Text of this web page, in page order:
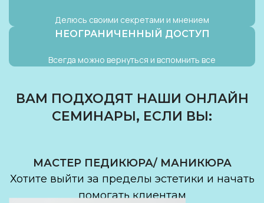
Делюсь своими секретами и мнением
НЕОГРАНИЧЕННЫЙ ДОСТУП
Всегда можно вернуться и вспомнить все
ВАМ ПОДХОДЯТ НАШИ ОНЛАЙН
СЕМИНАРЫ, ЕСЛИ ВЫ:
МАСТЕР ПЕДИКЮРА/ МАНИКЮРА
Хотите выйти за пределы эстетики и начать
помогать клиентам